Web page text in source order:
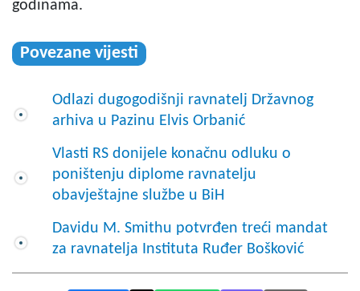
godinama.
Povezane vijesti
Odlazi dugogodišnji ravnatelj Državnog
arhiva u Pazinu Elvis Orbanić
Vlasti RS donijele konačnu odluku o
poništenju diplome ravnatelju
obavještajne službe u BiH
Davidu M. Smithu potvrđen treći mandat
za ravnatelja Instituta Ruđer Bošković